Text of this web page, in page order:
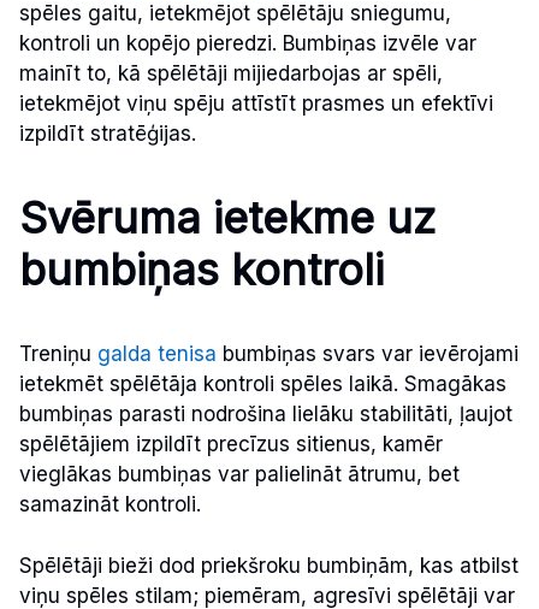
spēles gaitu, ietekmējot spēlētāju sniegumu,
kontroli un kopējo pieredzi. Bumbiņas izvēle var
mainīt to, kā spēlētāji mijiedarbojas ar spēli,
ietekmējot viņu spēju attīstīt prasmes un efektīvi
izpildīt stratēģijas.
Svēruma ietekme uz
bumbiņas kontroli
Treniņu galda tenisa bumbiņas svars var ievērojami
ietekmēt spēlētāja kontroli spēles laikā. Smagākas
bumbiņas parasti nodrošina lielāku stabilitāti, ļaujot
spēlētājiem izpildīt precīzus sitienus, kamēr
vieglākas bumbiņas var palielināt ātrumu, bet
samazināt kontroli.
Spēlētāji bieži dod priekšroku bumbiņām, kas atbilst
viņu spēles stilam; piemēram, agresīvi spēlētāji var